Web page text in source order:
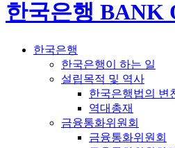
한국은행 BANK
한국은행
한국은행이 하는 일
설립목적 및 역사
한국은행법의 변
역대총재
금융통화위원회
금융통화위원회